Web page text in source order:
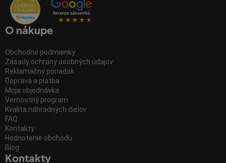
O nákupe
Obchodné podmienky
Zásady ochrany osobných údajov
Reklamačný poriadok
Doprava a platba
Moja objednávka
Vernostný program
Kvalita náhradných dielov
FAQ
Kontakty
Hodnotenie obchodu
Blog
Kontakty